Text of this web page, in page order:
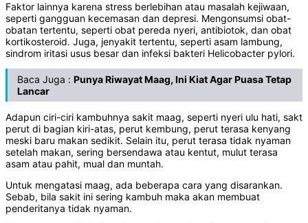
Faktor lainnya karena stress berlebihan atau masalah kejiwaan,
seperti gangguan kecemasan dan depresi. Mengonsumsi obat-
obatan tertentu, seperti obat pereda nyeri, antibiotok, dan obat
kortikosteroid. Juga, jenyakit tertentu, seperti asam lambung,
sindrom iritasi usus besar dan infeksi bakteri Helicobacter pylori.
Baca Juga : Punya Riwayat Maag, Ini Kiat Agar Puasa Tetap
Lancar
Adapun ciri-ciri kambuhnya sakit maag, seperti nyeri ulu hati, sakt
perut di bagian kiri-atas, perut kembung, perut terasa kenyang
meski baru makan sedikit. Selain itu, perut terasa tidak nyaman
setelah makan, sering bersendawa atau kentut, mulut terasa
asam atau pahit, mual dan muntah.
Untuk mengatasi maag, ada beberapa cara yang disarankan.
Sebab, bila sakit ini sering kambuh maka akan membuat
penderitanya tidak nyaman.